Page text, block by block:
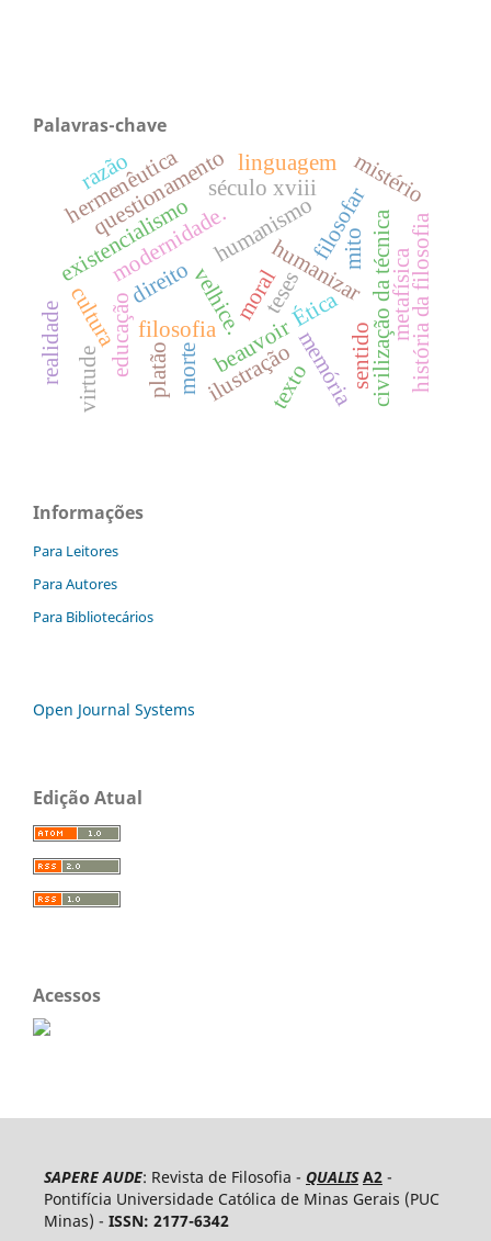
Palavras-chave
filosofia
humanizar
humanismo
modernidade.
Ética
educação beauvoir
existencialismo
memória
morte
velhice.
filosofarcivilização da técnica
questionamento mistério
ilustração
metafísica
século xviii
direito moral
cultura
linguagem
hermenêutica
platão história da filosofia
virtude sentido
teses
razão
realidade
mito
texto
Informações
Para Leitores
Para Autores
Para Bibliotecários
Open Journal Systems
Edição Atual
Acessos
SAPERE AUDE: Revista de Filosofia - QUALIS A2-
Pontifícia Universidade Católica de Minas Gerais (PUC
Minas) - ISSN: 2177-6342